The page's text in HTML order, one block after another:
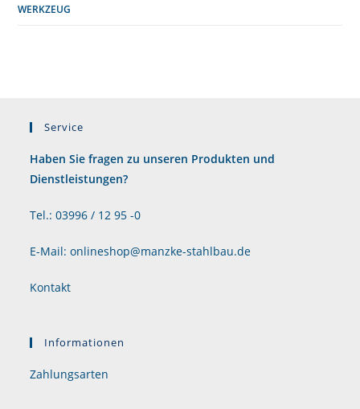
WERKZEUG
Service
Haben Sie fragen zu unseren Produkten und
Dienstleistungen?
Tel.: 03996 / 12 95 -0
E-Mail: onlineshop@manzke-stahlbau.de
Kontakt
Informationen
Zahlungsarten